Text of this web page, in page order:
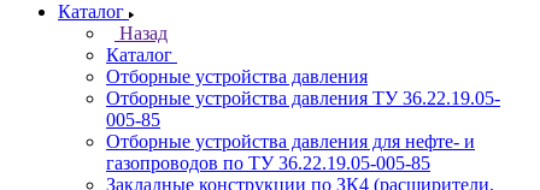
Каталог
Назад
Каталог
Отборные устройства давления
Отборные устройства давления ТУ 36.22.19.05-
005-85
Отборные устройства давления для нефте- и
газопроводов по ТУ 36.22.19.05-005-85
Закладные конструкции по ЗК4 (расширители,